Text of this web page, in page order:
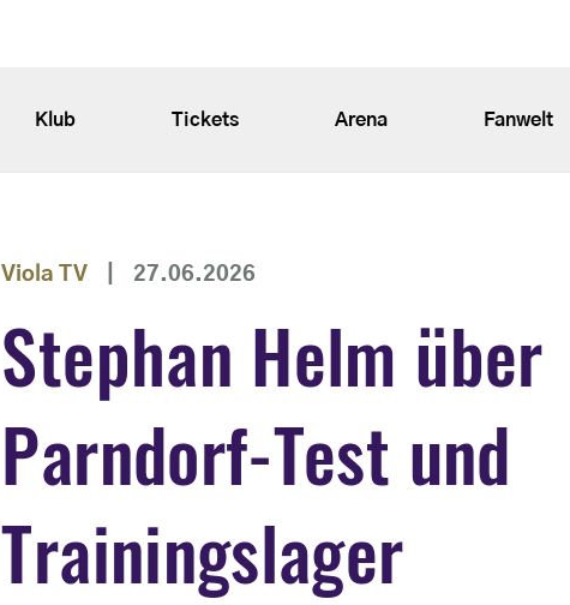
Klub Tickets Arena Fanwelt
Viola TV 27.06.2026
Stephan Helm über
Parndorf-Test und
Trainingslager